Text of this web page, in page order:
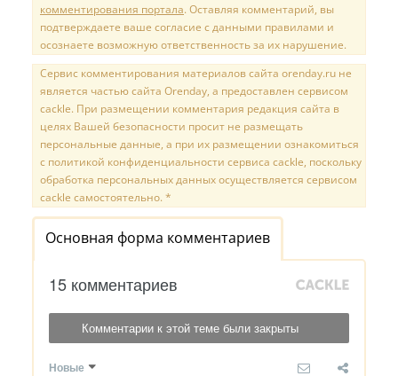
комментирования портала. Оставляя комментарий, вы
подтверждаете ваше согласие с данными правилами и
осознаете возможную ответственность за их нарушение.
Сервис комментирования материалов сайта orenday.ru не
является частью сайта Orenday, а предоставлен сервисом
cackle. При размещении комментария редакция сайта в
целях Вашей безопасности просит не размещать
персональные данные, а при их размещении ознакомиться
с политикой конфиденциальности сервиса cackle, поскольку
обработка персональных данных осуществляется сервисом
cackle самостоятельно. *
Основная форма комментариев
15 комментариев
Комментарии к этой теме были закрыты
Новые